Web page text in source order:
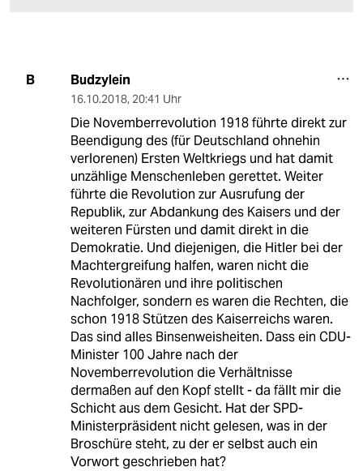
B Budzylein
16.10.2018, 20:41 Uhr
Die Novemberrevolution 1918 führte direkt zur
Beendigung des (für Deutschland ohnehin
verlorenen) Ersten Weltkriegs und hat damit
unzählige Menschenleben gerettet. Weiter
führte die Revolution zur Ausrufung der
Republik, zur Abdankung des Kaisers und der
weiteren Fürsten und damit direkt in die
Demokratie. Und diejenigen, die Hitler bei der
Machtergreifung halfen, waren nicht die
Revolutionären und ihre politischen
Nachfolger, sondern es waren die Rechten, die
schon 1918 Stützen des Kaiserreichs waren.
Das sind alles Binsenweisheiten. Dass ein CDU-
Minister 100 Jahre nach der
Novemberrevolution die Verhältnisse
dermaßen auf den Kopf stellt - da fällt mir die
Schicht aus dem Gesicht. Hat der SPD-
Ministerpräsident nicht gelesen, was in der
Broschüre steht, zu der er selbst auch ein
Vorwort geschrieben hat?